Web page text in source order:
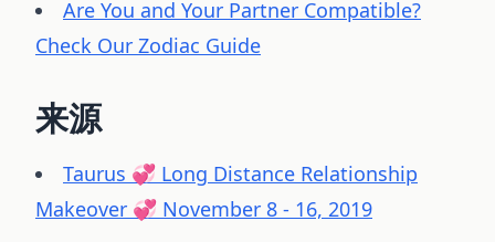
Are You and Your Partner Compatible?
Check Our Zodiac Guide
来源
Taurus 💞 Long Distance Relationship
Makeover 💞 November 8 - 16, 2019